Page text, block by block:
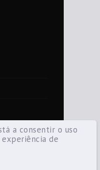
a consentir o uso
de
— Todos os